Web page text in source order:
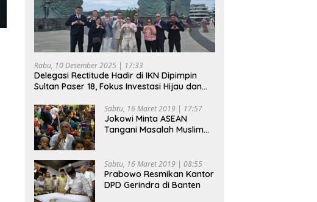
Rabu, 10 Desember 2025 | 17:33
Delegasi Rectitude Hadir di IKN Dipimpin
Sultan Paser 18, Fokus Investasi Hijau dan
Sabtu, 16 Maret 2019 | 17:57
Jokowi Minta ASEAN
Tangani Masalah Muslim
Sabtu, 16 Maret 2019 | 08:55
Prabowo Resmikan Kantor
DPD Gerindra di Banten